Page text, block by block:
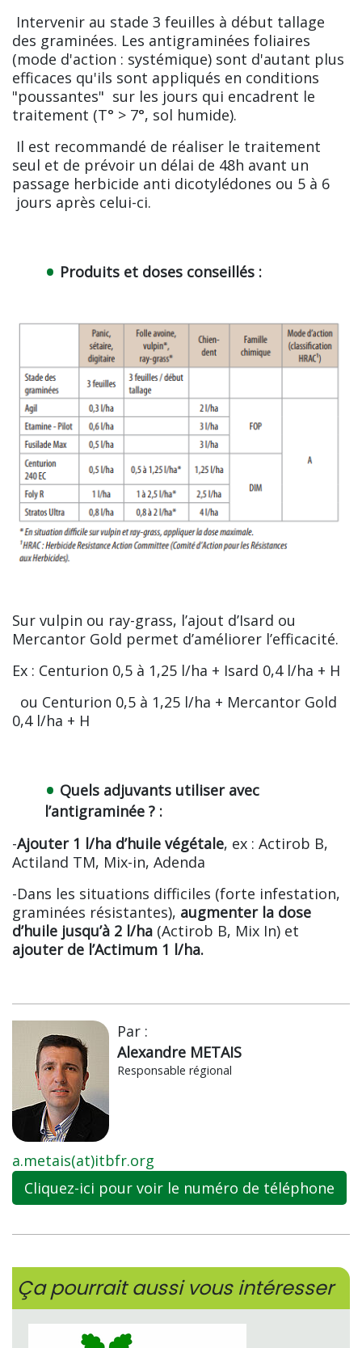
Intervenir au stade 3 feuilles à début tallage
des graminées. Les antigraminées foliaires
(mode d'action : systémique) sont d'autant plus
efficaces qu'ils sont appliqués en conditions
"poussantes" sur les jours qui encadrent le
traitement (T° > 7°, sol humide).
Il est recommandé de réaliser le traitement
seul et de prévoir un délai de 48h avant un
passage herbicide anti dicotylédones ou 5 à 6
jours après celui-ci.
Produits et doses conseillés :
Sur vulpin ou ray-grass, l’ajout d’Isard ou
Mercantor Gold permet d’améliorer l’efficacité.
Ex : Centurion 0,5 à 1,25 l/ha + Isard 0,4 l/ha + H
ou Centurion 0,5 à 1,25 l/ha + Mercantor Gold
0,4 l/ha + H
Quels adjuvants utiliser avec
l’antigraminée ? :
-Ajouter 1 l/ha d’huile végétale, ex : Actirob B,
Actiland TM, Mix-in, Adenda
-Dans les situations difficiles (forte infestation,
graminées résistantes), augmenter la dose
d’huile jusqu’à 2 l/ha (Actirob B, Mix In) et
ajouter de l’Actimum 1 l/ha.
Par :
Alexandre METAIS
Responsable régional
a.metais(at)itbfr.org
Cliquez-ici pour voir le numéro de téléphone
Ça pourrait aussi vous intéresser